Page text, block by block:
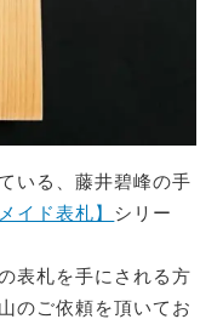
いる、藤井碧峰の手
イド表札】 シリー
表札を手にされる方
のご依頼を頂いてお